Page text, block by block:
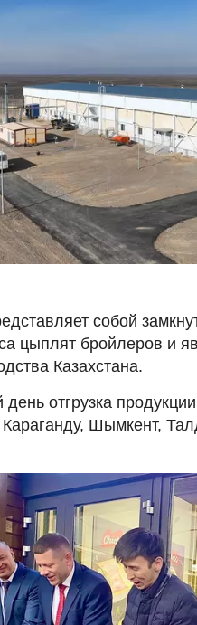
собой
цыплят бройлеров и
Казахстана.
отгрузка
Шымкент,